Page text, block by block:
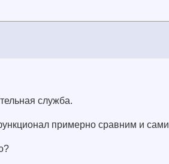
служба.
примерно сравним и сами